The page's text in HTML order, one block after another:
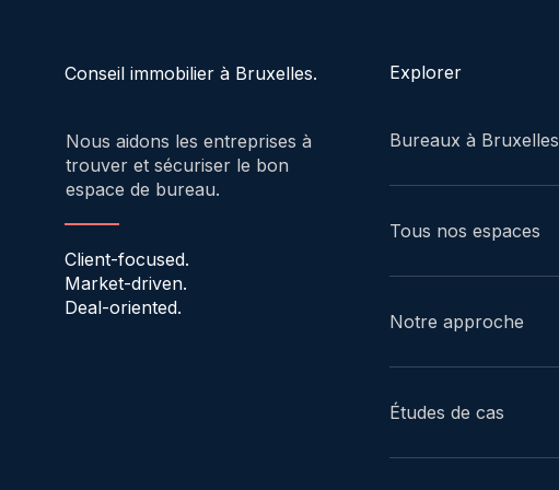
Conseil immobilier à Bruxelles.
Nous aidons les entreprises à
trouver et sécuriser le bon
espace de bureau.
Client-focused.
Market-driven.
Deal-oriented.
Explorer
Bureaux à Bruxelles
Tous nos espaces
Notre approche
Études de cas